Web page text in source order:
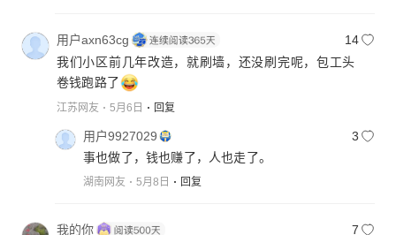
用户axn63cg
14
我们小区前几年改造，就刷墙，还没刷完呢，包工头
卷钱跑路了
江苏网友 5月6日 回复
用户9927029
3
事也做了，钱也赚了，人也走了。
湖南网友 5月8日 回复
我的你
7